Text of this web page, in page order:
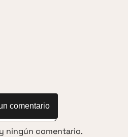
comentario
ningún comentario.